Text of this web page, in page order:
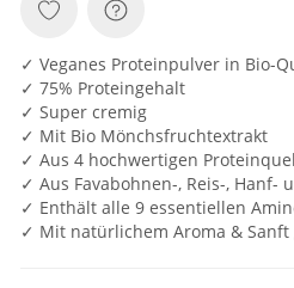
✓ Veganes Proteinpulver in Bio-
✓ 75% Proteingehalt
✓ Super cremig
✓ Mit Bio Mönchsfruchtextrakt
✓ Aus 4 hochwertigen
✓ Aus Favabohnen-, Reis-, Hanf-
✓ Enthält alle 9 essentiellen
✓ Mit natürlichem Aroma & Sanft